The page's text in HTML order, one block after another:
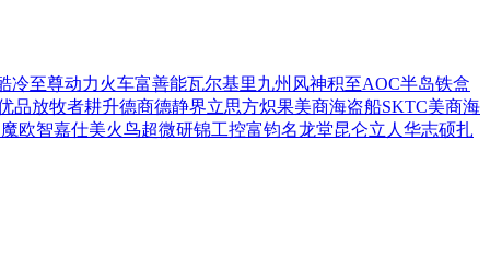
冷至尊动力火车富善能瓦尔基里九州风神积至AOC半岛铁盒
品放牧者耕升德商德静界立思方炽果美商海盗船SKTC美商海
欧智嘉仕美火鸟超微研锦工控富钧名龙堂昆仑立人 华志硕扎